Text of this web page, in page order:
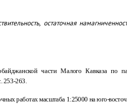
остаточная
части Малого Кавказа по
253-263.
работах масштаба 1:25000 на юго-